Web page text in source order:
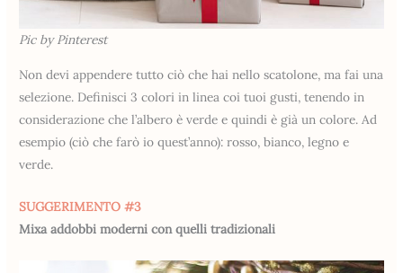
Pic by Pinterest
Non devi appendere tutto ciò che hai nello scatolone, ma fai una
selezione. Definisci 3 colori in linea coi tuoi gusti, tenendo in
considerazione che l’albero è verde e quindi è già un colore. Ad
esempio (ciò che farò io quest’anno): rosso, bianco, legno e
verde.
SUGGERIMENTO #3
Mixa addobbi moderni con quelli tradizionali